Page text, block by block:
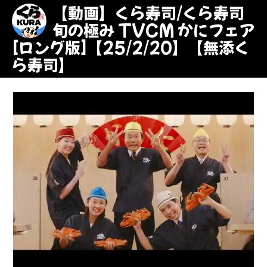
【動画】くら寿司/くら寿司
旬の極み TVCM かにフェア
[ロング版]【25/2/20】【無添く
ら寿司】